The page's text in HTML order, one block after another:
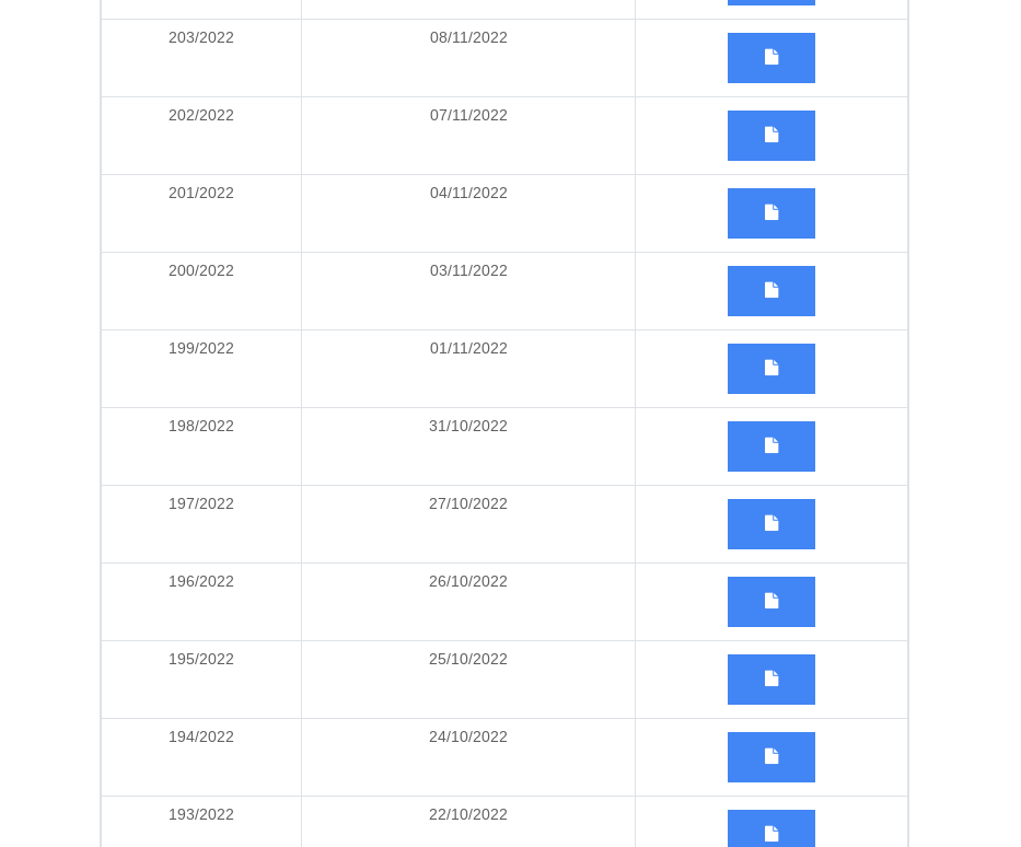
203/2022 08/11/2022
202/2022 07/11/2022
201/2022 04/11/2022
200/2022 03/11/2022
199/2022 01/11/2022
198/2022 31/10/2022
197/2022 27/10/2022
196/2022 26/10/2022
195/2022 25/10/2022
194/2022 24/10/2022
193/2022 22/10/2022